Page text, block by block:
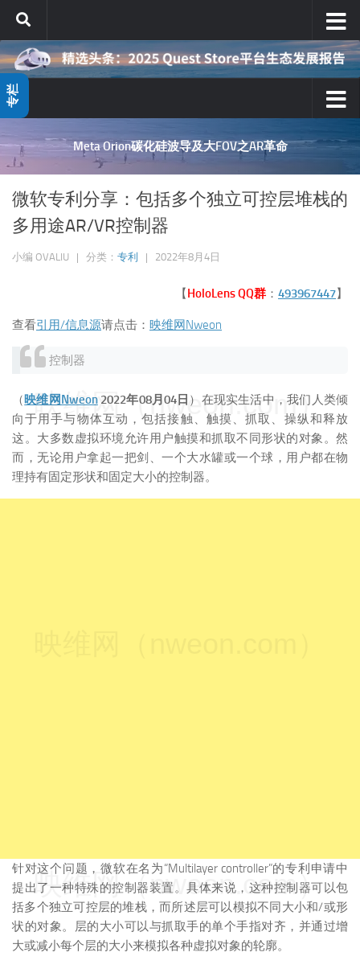
跳至内容
空 挡 广 告 位 | 空 挡 广 告 位
微软专利分享：包括多个独立可控层堆栈的
多用途AR/VR控制器
小编 OVALIU | 分类： 专利 | 2022年8月4日
【 HoloLens QQ群 ： 493967447】
查看引用/信息源请点击： 映维网Nweon
控制器
（映维网Nweon2022年08月04日 ）在现实生活中，我们人类倾
向于用手与物体互动，包括接触、触摸、抓取、操纵和释放
这。大多数虚拟环境允许用户触摸和抓取不同形状的对象。然
而，无论用户拿起一把剑、一个大水罐或一个球，用户都在物
理持有固定形状和固定大小的控制器。
针对这个问题，微软在名为“Multilayer controller”的专利申请中
提出了一种特殊的控制器装置。具体来说，这种控制器可以包
括多个独立可控层的堆栈，而所述层可以模拟不同大小和/或形
状的对象。层的大小可以与抓取手的单个手指对齐，并通过增
大或减小每个层的大小来模拟各种虚拟对象的轮廓。
映维网（nweon.com）
映维网（nweon.com）
专栏